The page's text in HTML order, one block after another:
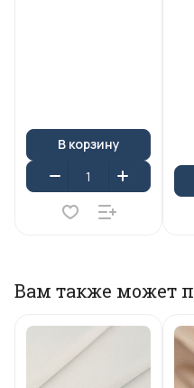
В корзину
Вам также может